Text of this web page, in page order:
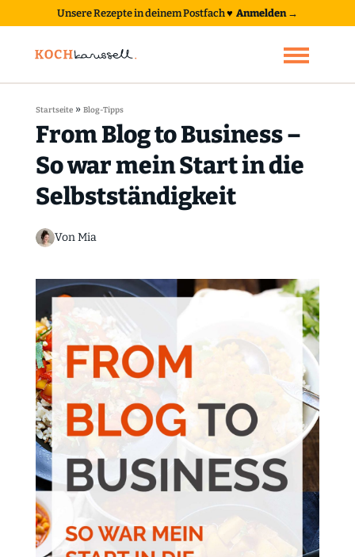
Unsere Rezepte in deinem Postfach♥ Anmelden →
Startseite» Blog-Tipps
From Blog to Business –
So war mein Start in die
Selbstständigkeit
Von Mia